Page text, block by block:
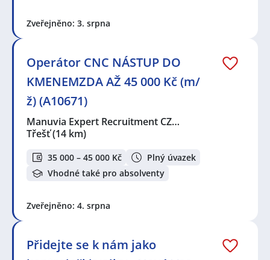
Zveřejněno: 3. srpna
Operátor CNC NÁSTUP DO
KMENEMZDA AŽ 45 000 Kč (m/
ž) (A10671)
Manuvia Expert Recruitment CZ…
Třešť(14 km)
35 000 – 45 000 Kč
Plný úvazek
Vhodné také pro absolventy
Zveřejněno: 4. srpna
Přidejte se k nám jako